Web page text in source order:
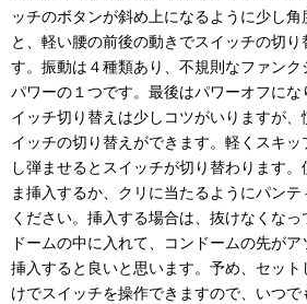
ッチのボタンが斜め上になるように少し
と、軽い腰の前後の動きでスイッチの切り
す。振動は４種類あり、不規則なファン
パワーの１つです。最後はパワーオフにな
イッチ切り替えは少しコツがいりますが
イッチの切り替えができます。軽くスキ
し弾ませるとスイッチが切り替わります
ま挿入するか、クリに当たるようにパン
ください。挿入する場合は、抜けなくな
ドームの中に入れて、コンドームの先が
挿入すると良いと思います。予め、セッ
けでスイッチを操作できますので、いつ